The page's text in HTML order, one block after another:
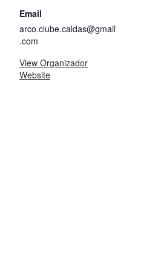
Email
arco.clube.caldas@gmail
.com
View Organizador
Website